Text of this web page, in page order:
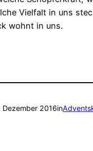
Vielfalt in uns
wohnt in uns.
Dezember 2016in